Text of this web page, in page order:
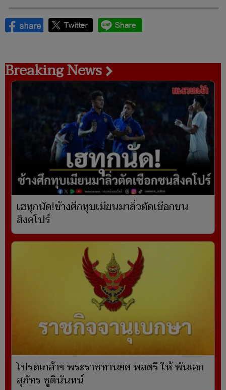
Breaking News
เฮทุกนัด!ช้างศึกทุบเมียนมาลิ่วตัดเชือกชน
สิงคโปร์
โปรดเกล้าฯ พระราชทานยศ พลตรี ให้ พันเอก
สุภัทร ชูตินันทน์